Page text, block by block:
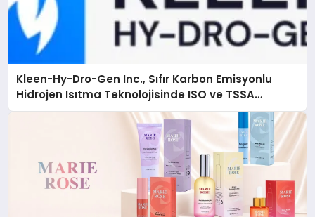
Kleen-Hy-Dro-Gen Inc., Sıfır Karbon Emisyonlu
Hidrojen Isıtma Teknolojisinde ISO ve TSSA
Düzenleyici Onaylarını Aldı